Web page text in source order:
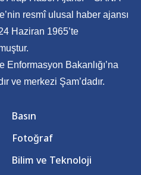
resmî ulusal haber ajansı
Haziran 1965’te
Enformasyon Bakanlığı’na
ve merkezi Şam’dadır.
Basın
Fotoğraf
Bilim ve Teknoloji